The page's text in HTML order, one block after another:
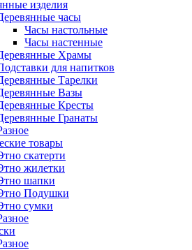
изделия
часы
Часы настольные
Часы настенные
Храмы
для напитков
Тарелки
Вазы
Кресты
Гранаты
товары
скатерти
жилетки
шапки
Подушки
сумки